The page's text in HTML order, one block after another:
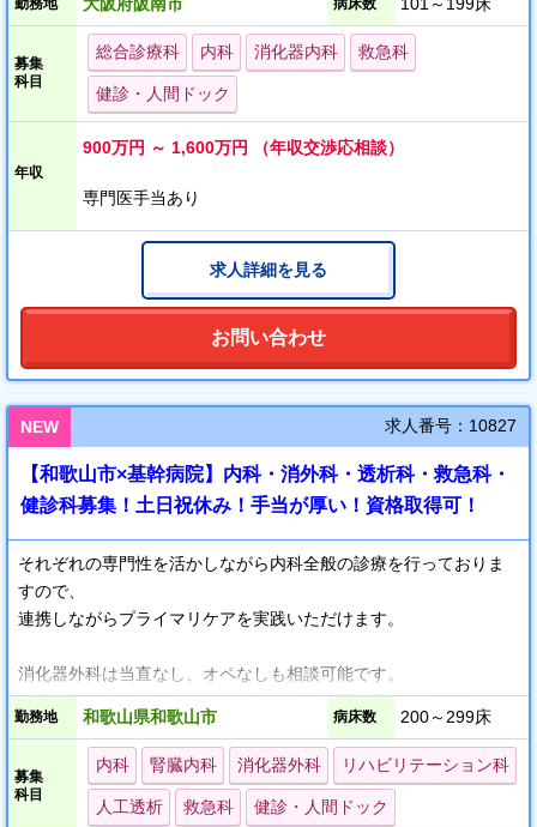
また、ライフステージに応じたキャリアプランのサポートについ
ても法人全体で取り組んでおり、タスク・シフトシェアも積極的
に行っています。
学会参加・学術向上は組織的に推奨しており、旅費及び参加費の
補助もあります。
各診療科や各部署の垣根がなく相談しやすい環境なので各部署が
協力し、チーム医療を行っています。
勤務地 病床数
募集
科目
総合診療科 内科 消化器内科 救急科
健診・人間ドック
年収
900万円 ～ 1,600万円 （年収交渉応相談）
専門医手当あり
求人詳細を見る
お問い合わせ
NEW 求人番号：10827
【和歌山市×基幹病院】内科・消外科・透析科・救急科・
健診科募集！土日祝休み！手当が厚い！資格取得可！
それぞれの専門性を活かしながら内科全般の診療を行っておりま
すので、
連携しながらプライマリケアを実践いただけます。
消化器外科は当直なし、オペなしも相談可能です。
今後、常勤医師が増やすことで胃がん等の悪性腫瘍にも対応した
い意向があり 、
手術経験の幅を広げ、専門性の高い医療に挑戦できる機会があり
ますので手術を
多く経験されたい先生にもおすすめです。
勤務地 和歌山県和歌山市 病床数 200～299床
募集
科目
内科 腎臓内科 消化器外科 リハビリテーション科
人工透析 救急科 健診・人間ドック